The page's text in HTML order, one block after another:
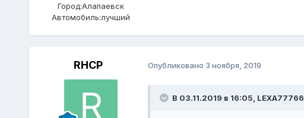
Город:Алапаевск
Автомобиль:лучший
RHCP Опубликовано 3 ноября, 2019
В 03.11.2019 в 16:05, LEXA77766